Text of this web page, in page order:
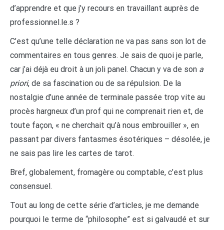
d’apprendre et que j’y recours en travaillant auprès de
professionnel.le.s ?
C’est qu’une telle déclaration ne va pas sans son lot de
commentaires en tous genres. Je sais de quoi je parle,
car j’ai déjà eu droit à un joli panel. Chacun y va de son a
priori, de sa fascination ou de sa répulsion. De la
nostalgie d’une année de terminale passée trop vite au
procès hargneux d’un prof qui ne comprenait rien et, de
toute façon, « ne cherchait qu’à nous embrouiller », en
passant par divers fantasmes ésotériques – désolée, je
ne sais pas lire les cartes de tarot.
Bref, globalement, fromagère ou comptable, c’est plus
consensuel.
Tout au long de cette série d’articles, je me demande
pourquoi le terme de “philosophe” est si galvaudé et sur